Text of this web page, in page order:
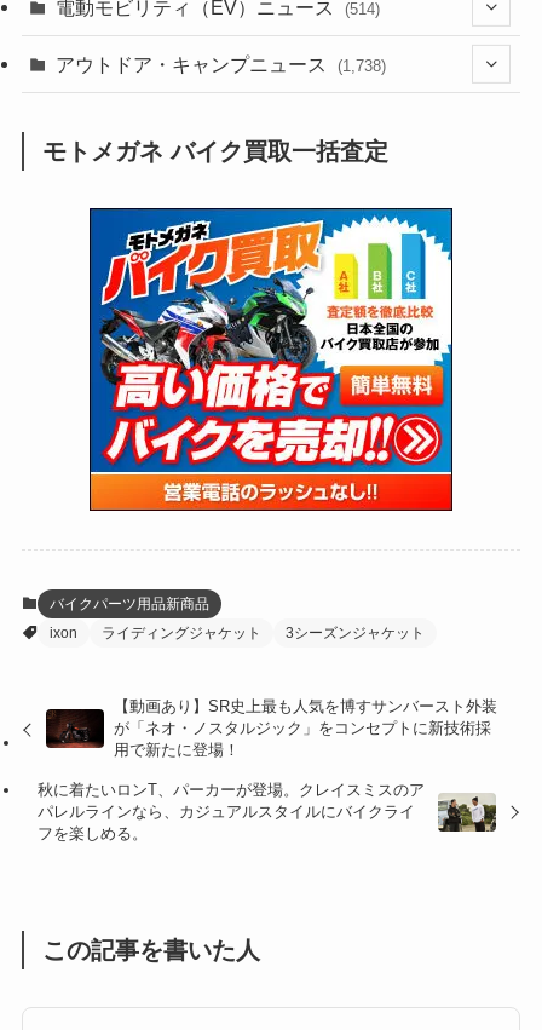
(118)
(60)
(31)
(51)
(34)
(5)
(12)
(63)
(109)
(252)
(38)
(24)
(16)
(25)
(24)
(47)
(15)
(5)
(249)
(64)
(16)
(62)
(4)
(6)
(17)
(5)
(27)
(6,953)
(2,473)
(249)
(1,226)
(12)
(131)
(38)
(131)
(167)
(85)
(21)
(61)
(171)
(98)
(13)
(60)
(274)
(171)
(38)
(47)
(59)
(41)
(47)
(1)
(66)
(16)
(141)
(254)
(204)
(1,139)
(166)
(23)
(33)
(34)
(35)
(41)
(415)
(16)
(137)
(72)
(2,743)
(126)
(170)
(54)
(211)
電動モビリティ（EV）ニュース (514)
(132)
(171)
(118)
(27)
アウトドア・キャンプニュース (1,738)
(1,605)
(147)
(13)
(19)
(12)
(16)
(4)
(16)
(1)
モトメガネ バイク買取一括査定
バイクパーツ用品新商品
ixon
ライディングジャケット 3シーズンジャケット
【動画あり】SR史上最も人気を博すサンバースト外装
が「ネオ・ノスタルジック」をコンセプトに新技術採
用で新たに登場！
秋に着たいロンT、パーカーが登場。クレイスミスのア
パレルラインなら、カジュアルスタイルにバイクライ
フを楽しめる。
この記事を書いた人